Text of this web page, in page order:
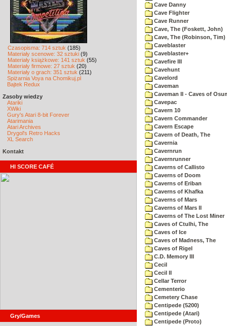
Czasopisma: 714 sztuk (185)
Materiały scenowe: 32 sztuki (9)
Materiały książkowe: 141 sztuk (55)
Materiały firmowe: 27 sztuk (20)
Materiały o grach: 351 sztuk (211)
Spiżarnia Voya na Chomikuj.pl
Bajtek Redux
Zasoby wiedzy
Atariki
XWiki
Gury's Atari 8-bit Forever
Atarimania
Atari Archives
Drygol's Retro Hacks
XL Search
Kontakt
HI SCORE CAFÉ
Gry/Games
Cave Danny
Cave Flighter
Cave Runner
Cave, The (Foskett, John)
Cave, The (Robinson, Tim)
Caveblaster
Caveblaster+
Cavefire III
Cavehunt
Cavelord
Caveman
Caveman II - Caves of
Cavepac
Cavern 10
Cavern Commander
Cavern Escape
Cavern of Death, The
Cavernia
Cavernrun
Cavernrunner
Caverns of Callisto
Caverns of Doom
Caverns of Eriban
Caverns of Khafka
Caverns of Mars
Caverns of Mars II
Caverns of The Lost Miner
Caves of Ctulhi, The
Caves of Ice
Caves of Madness, The
Caves of Rigel
C.D. Memory III
Cecil
Cecil II
Cellar Terror
Cementerio
Cemetery Chase
Centipede (5200)
Centipede (Atari)
Centipede (Proto)